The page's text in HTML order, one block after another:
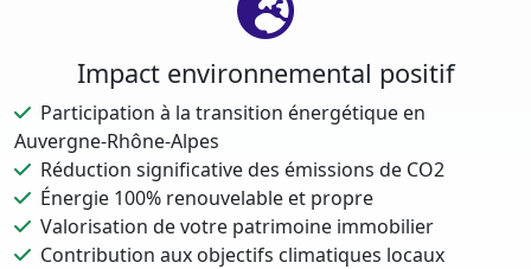
Impact environnemental positif
Participation à la transition énergétique en
Auvergne-Rhône-Alpes
Réduction significative des émissions de CO2
Énergie 100% renouvelable et propre
Valorisation de votre patrimoine immobilier
Contribution aux objectifs climatiques locaux